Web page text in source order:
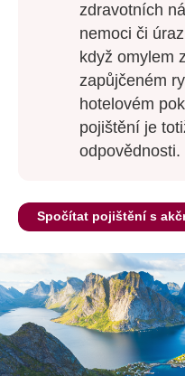
zdravotních
nemoci či
když omylem
zapůjčeném
hotelovém
pojištění je
odpovědnosti.
Spočítat pojištění s